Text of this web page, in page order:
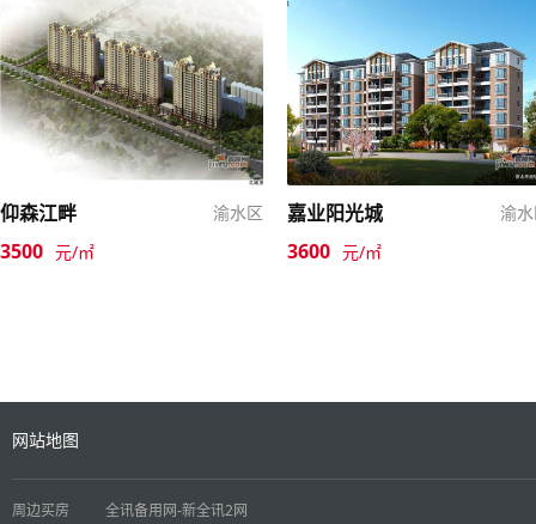
仰森江畔 渝水区
3500 元/㎡
嘉业阳光城 渝
3600 元/㎡
网站地图
周边买房 全讯备用网-新全讯2网